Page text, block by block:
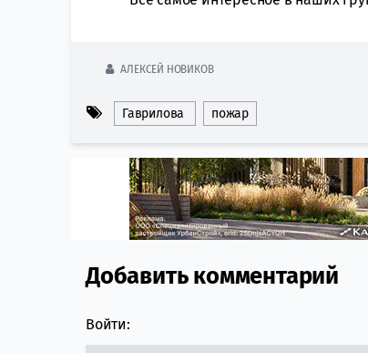
АЛЕКСЕЙ НОВИКОВ
Гаврилова пожар
Comment section
Добавить комментарий
Войти: